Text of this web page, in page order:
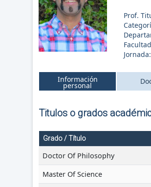
Prof.
Jornada:
Información
personal
Titulos o grados
Grado / Título
Doctor Of Philosophy
Master Of Science